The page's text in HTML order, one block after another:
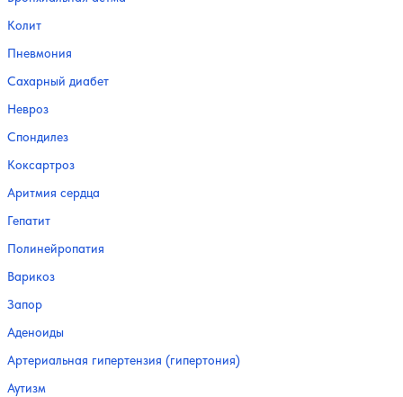
Колит
Пневмония
Сахарный диабет
Невроз
Спондилез
Коксартроз
Аритмия сердца
Гепатит
Полинейропатия
Варикоз
Запор
Аденоиды
Артериальная гипертензия (гипертония)
Аутизм